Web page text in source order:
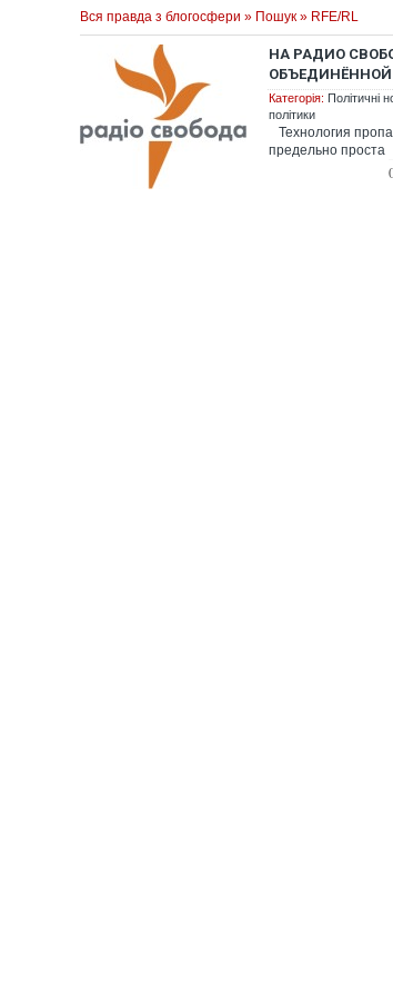
Вся правда з блогосфери » Пошук » RFE/RL
НА РАДИО
Категорія: Політичні
політики
Технология
предельно проста